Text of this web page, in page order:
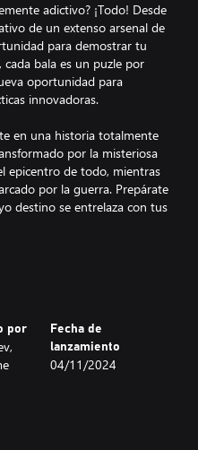
adictivo? ¡Todo! Desde
de un extenso arsenal de
para demostrar tu
cada bala es un puzle por
oportunidad para
innovadoras.
en una historia totalmente
por la misteriosa
epicentro de todo, mientras
por la guerra. Prepárate
destino se entrelaza con tus
de combate. En
para unirte a la batalla y
en Die Again!
por
Fecha de
lanzamiento
04/11/2024